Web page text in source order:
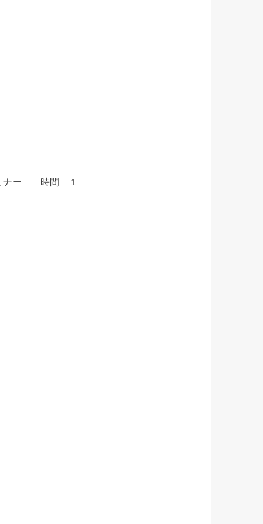
ミナー 時間 １